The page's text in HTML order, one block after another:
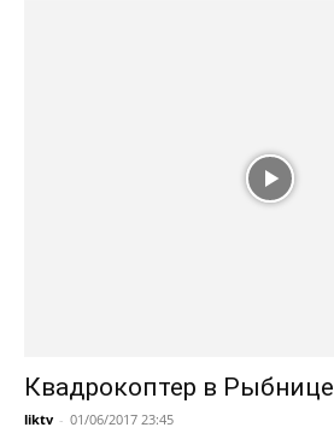
Квадрокоптер в Рыбнице
liktv - 01/06/2017 23:45